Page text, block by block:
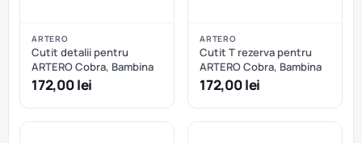
ARTERO
Cutit detalii pentru
ARTERO Cobra, Bambina
172,00 lei
ARTERO
Cutit T rezerva pentru
ARTERO Cobra, Bambina
172,00 lei